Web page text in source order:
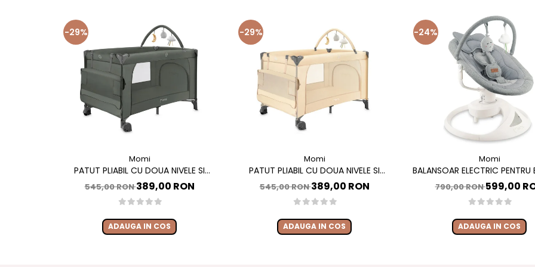
-29%
Momi
PATUT PLIABIL CU DOUA NIVELE SI
MASUTA DE INFASAT, 60X120 CM, MOMI,
BELOVE PLUS - GREEN
545,00 RON389,00 RON
ADAUGA IN COS
-29%
Momi
PATUT PLIABIL CU DOUA NIVELE SI
MASUTA DE INFASAT, 60X120 CM, MOMI,
BELOVE PLUS -BEIGE
545,00 RON389,00 RON
ADAUGA IN COS
-24%
Momi
BALANSOAR ELECTRIC PENTRU
CU SEZUT ROTATIV 360
PEARL - GREY
790,00 RON599,00
ADAUGA IN COS